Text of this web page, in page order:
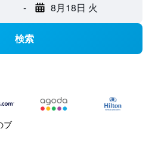
- 8月18日 火
検索
ブ